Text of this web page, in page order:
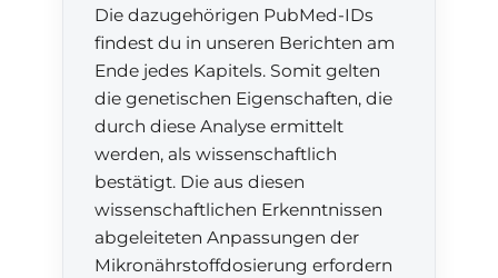
Die dazugehörigen PubMed-IDs
findest du in unseren Berichten am
Ende jedes Kapitels. Somit gelten
die genetischen Eigenschaften, die
durch diese Analyse ermittelt
werden, als wissenschaftlich
bestätigt. Die aus diesen
wissenschaftlichen Erkenntnissen
abgeleiteten Anpassungen der
Mikronährstoffdosierung erfordern